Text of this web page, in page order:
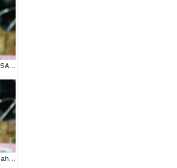
MUHTEŞEM YÜZ HATINA SAHİP SİLVER SCOTTİSH FOLD
Muhteşem Yüz Hattına Sahip Silver Scottish Fold